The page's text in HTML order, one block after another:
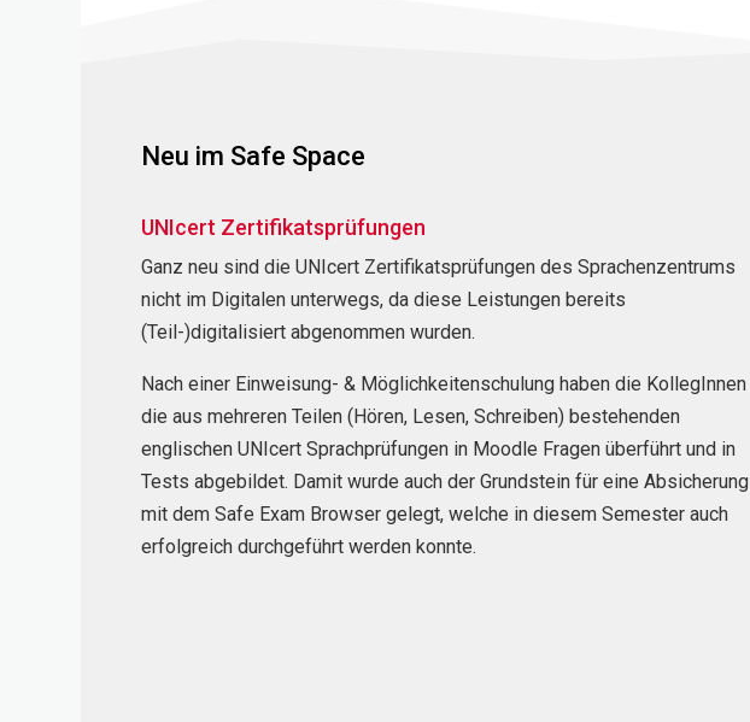
Neu im Safe Space
UNIcert Zertifikatsprüfungen
Ganz neu sind die UNIcert Zertifikatsprüfungen des Sprachenzentrums
nicht im Digitalen unterwegs, da diese Leistungen bereits
(Teil-)digitalisiert abgenommen wurden.
Nach einer Einweisung- & Möglichkeitenschulung haben die KollegInnen
die aus mehreren Teilen (Hören, Lesen, Schreiben) bestehenden
englischen UNIcert Sprachprüfungen in Moodle Fragen überführt und in
Tests abgebildet. Damit wurde auch der Grundstein für eine Absicherung
mit dem Safe Exam Browser gelegt, welche in diesem Semester auch
erfolgreich durchgeführt werden konnte.